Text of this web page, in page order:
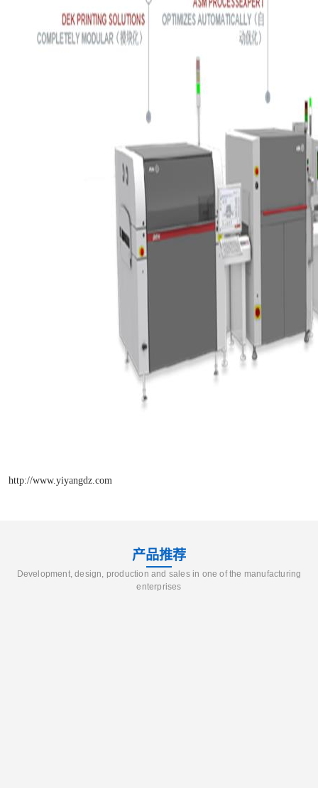
http://www.yiyangdz.com
产品推荐
Development, design, production and sales in one of the manufacturing
enterprises